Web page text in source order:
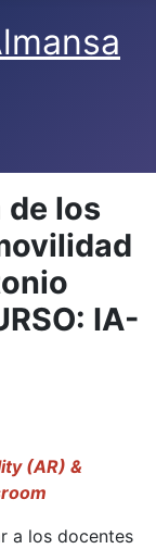
de los
IA-
(AR) &
a los docentes